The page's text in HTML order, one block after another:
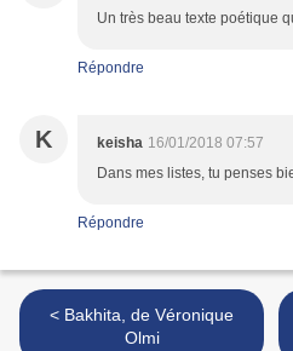
Un très beau texte poétique
Répondre
K keisha 16/01/2018 07:57
Dans mes listes, tu penses
Répondre
< Bakhita, de Véronique
Olmi